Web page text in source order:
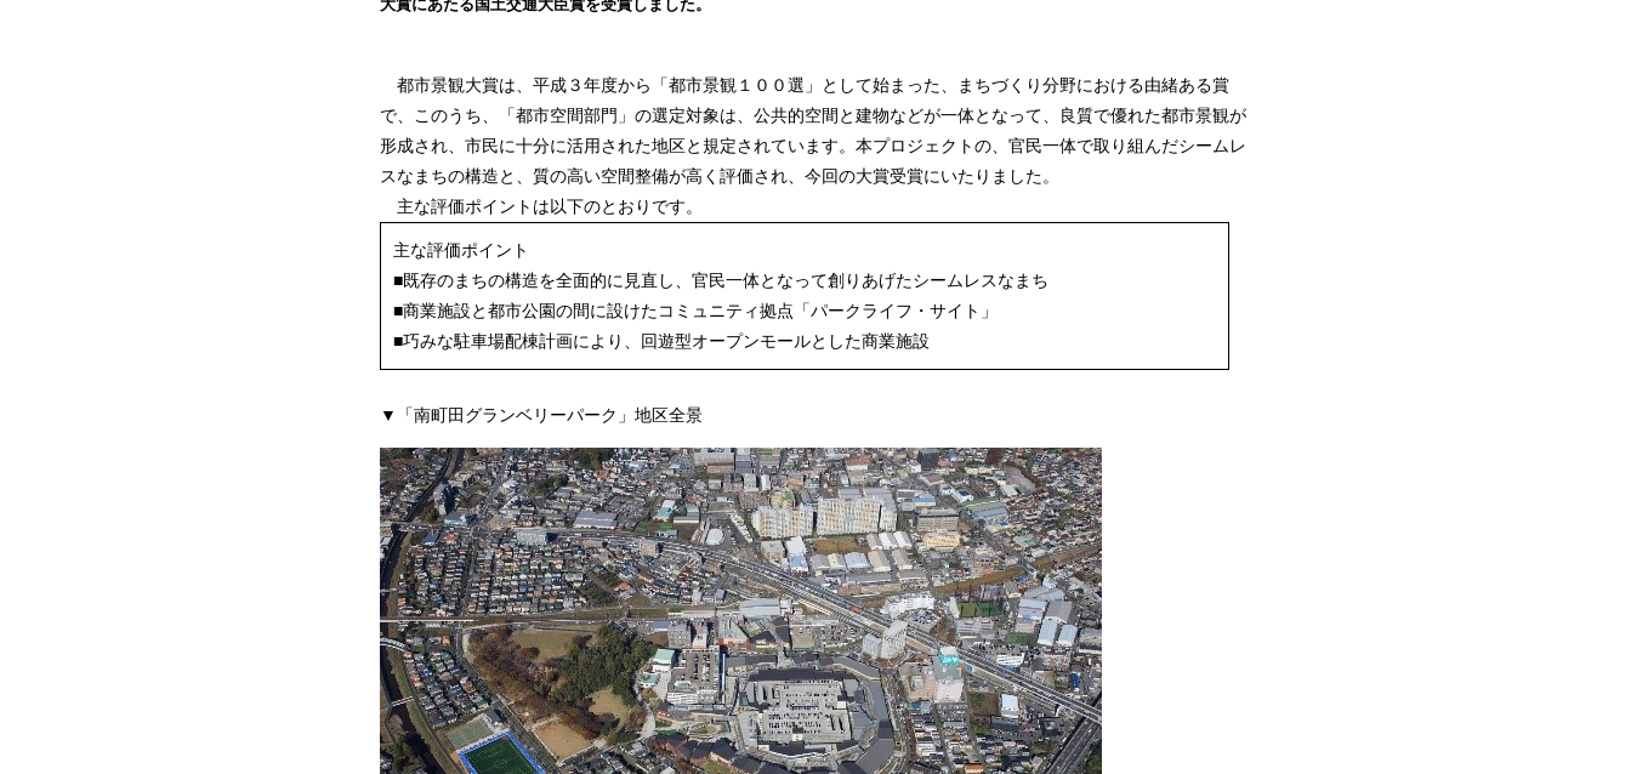
込
み
中
で
す
大賞にあたる国土交通大臣賞を受賞しました。
都市景観大賞は、平成３年度から「都市景観１００選」として始まった、まちづくり分野における由緒ある賞
で、このうち、「都市空間部門」の選定対象は、公共的空間と建物などが一体となって、良質で優れた都市景観が
形成され、市民に十分に活用された地区と規定されています。本プロジェクトの、官民一体で取り組んだシームレ
スなまちの構造と、質の高い空間整備が高く評価され、今回の大賞受賞にいたりました。
主な評価ポイントは以下のとおりです。
主な評価ポイント
■既存のまちの構造を全面的に見直し、官民一体となって創りあげたシームレスなまち
■商業施設と都市公園の間に設けたコミュニティ拠点「パークライフ・サイト」
■巧みな駐車場配棟計画により、回遊型オープンモールとした商業施設
▼「南町田グランベリーパーク」地区全景